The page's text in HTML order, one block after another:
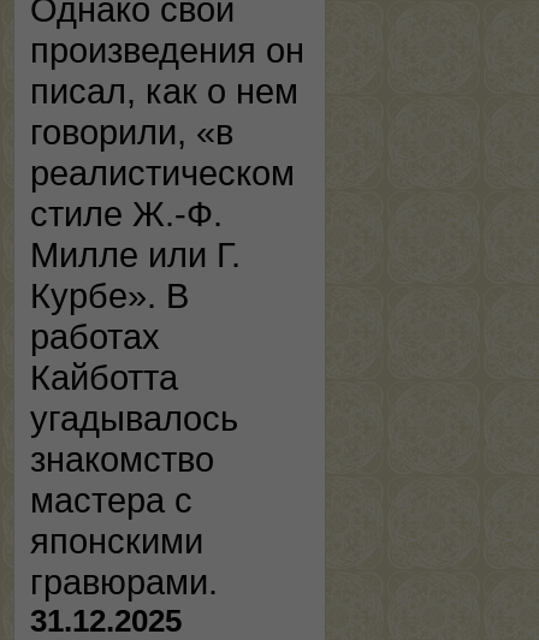
Однако свои
произведения он
писал, как о нем
говорили, «в
реалистическом
стиле Ж.-Ф.
Милле или Г.
Курбе». В
работах
Кайботта
угадывалось
знакомство
мастера с
японскими
гравюрами.
31.12.2025